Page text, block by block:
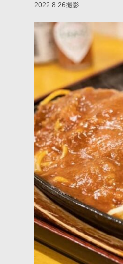
2022.8.26撮影